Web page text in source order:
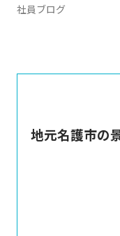
社員ブログ
地元名護市の